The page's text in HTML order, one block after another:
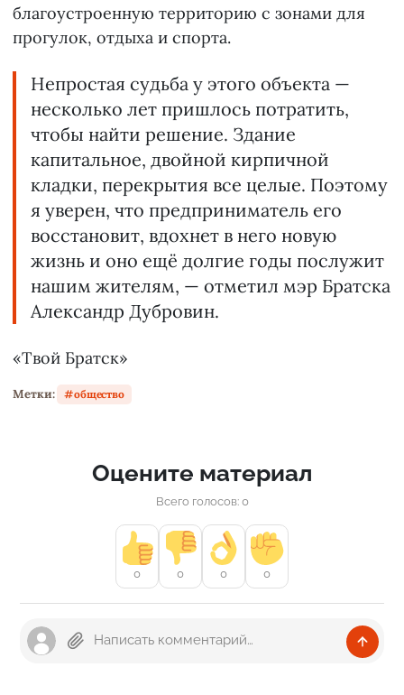
благоустроенную территорию с зонами для
прогулок, отдыха и спорта.
Непростая судьба у этого объекта —
несколько лет пришлось потратить,
чтобы найти решение. Здание
капитальное, двойной кирпичной
кладки, перекрытия все целые. Поэтому
я уверен, что предприниматель его
восстановит, вдохнет в него новую
жизнь и оно ещё долгие годы послужит
нашим жителям, — отметил мэр Братска
Александр Дубровин.
«Твой Братск»
Метки: общество
Оцените материал
Всего голосов: 0
0 0 0 0